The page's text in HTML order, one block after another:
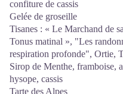
confiture de cassis
Gelée de groseille
Tisanes : « Le Marchand de
Tonus matinal », "Les
respiration profonde", Ortie,
Sirop de Menthe, framboise,
hysope, cassis
Tarte des Alpes